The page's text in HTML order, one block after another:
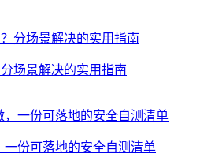
场景解决的实用指南
一份可落地的安全自测清单